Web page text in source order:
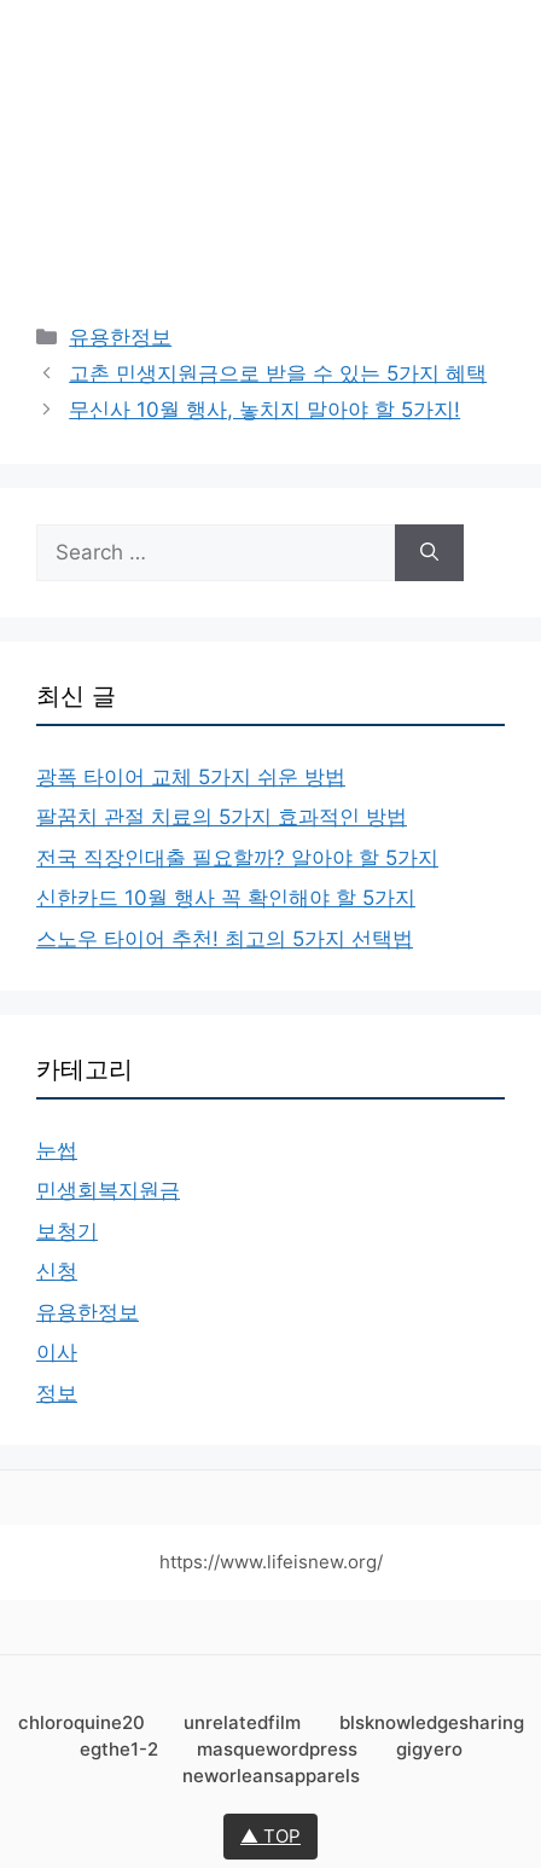
Categories
유용한정보
고촌 민생지원금으로 받을 수 있는 5가지 혜택
무신사 10월 행사, 놓치지 말아야 할 5가지!
for:
최신 글
광폭 타이어 교체 5가지 쉬운 방법
팔꿈치 관절 치료의 5가지 효과적인 방법
전국 직장인대출 필요할까? 알아야 할 5가지
신한카드 10월 행사 꼭 확인해야 할 5가지
스노우 타이어 추천! 최고의 5가지 선택법
카테고리
눈썹
민생회복지원금
보청기
신청
유용한정보
이사
정보
https://www.lifeisnew.org/
chloroquine20 unrelatedfilm
blsknowledgesharing
egthe1-2
masquewordpress
gigyero
neworleansapparels
▲ TOP